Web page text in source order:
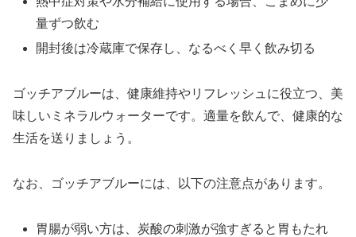
量ずつ飲む
開封後は冷蔵庫で保存し、なるべく早く飲み切る
ゴッチアブルーは、健康維持やリフレッシュに役立つ、美
味しいミネラルウォーターです。適量を飲んで、健康的な
生活を送りましょう。
なお、ゴッチアブルーには、以下の注意点があります。
胃腸が弱い方は、炭酸の刺激が強すぎると胃もたれ